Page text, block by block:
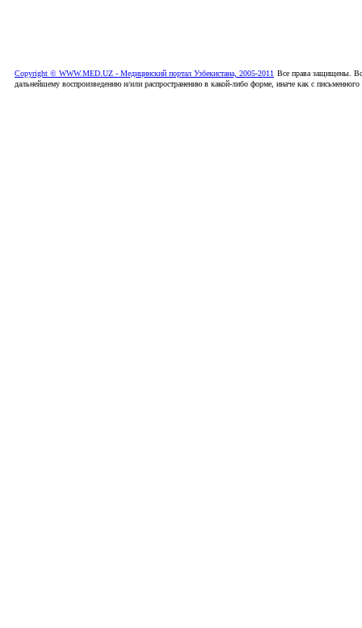
Copyright © WWW.MED.UZ - Медицинский портал Узбекистана, 2005-2011 Все права защищены.
дальнейшему воспроизведению и/или распространению в какой-либо форме, иначе как с